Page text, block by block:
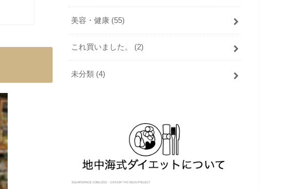
美容・健康 (55)
これ買いました。 (2)
未分類 (4)